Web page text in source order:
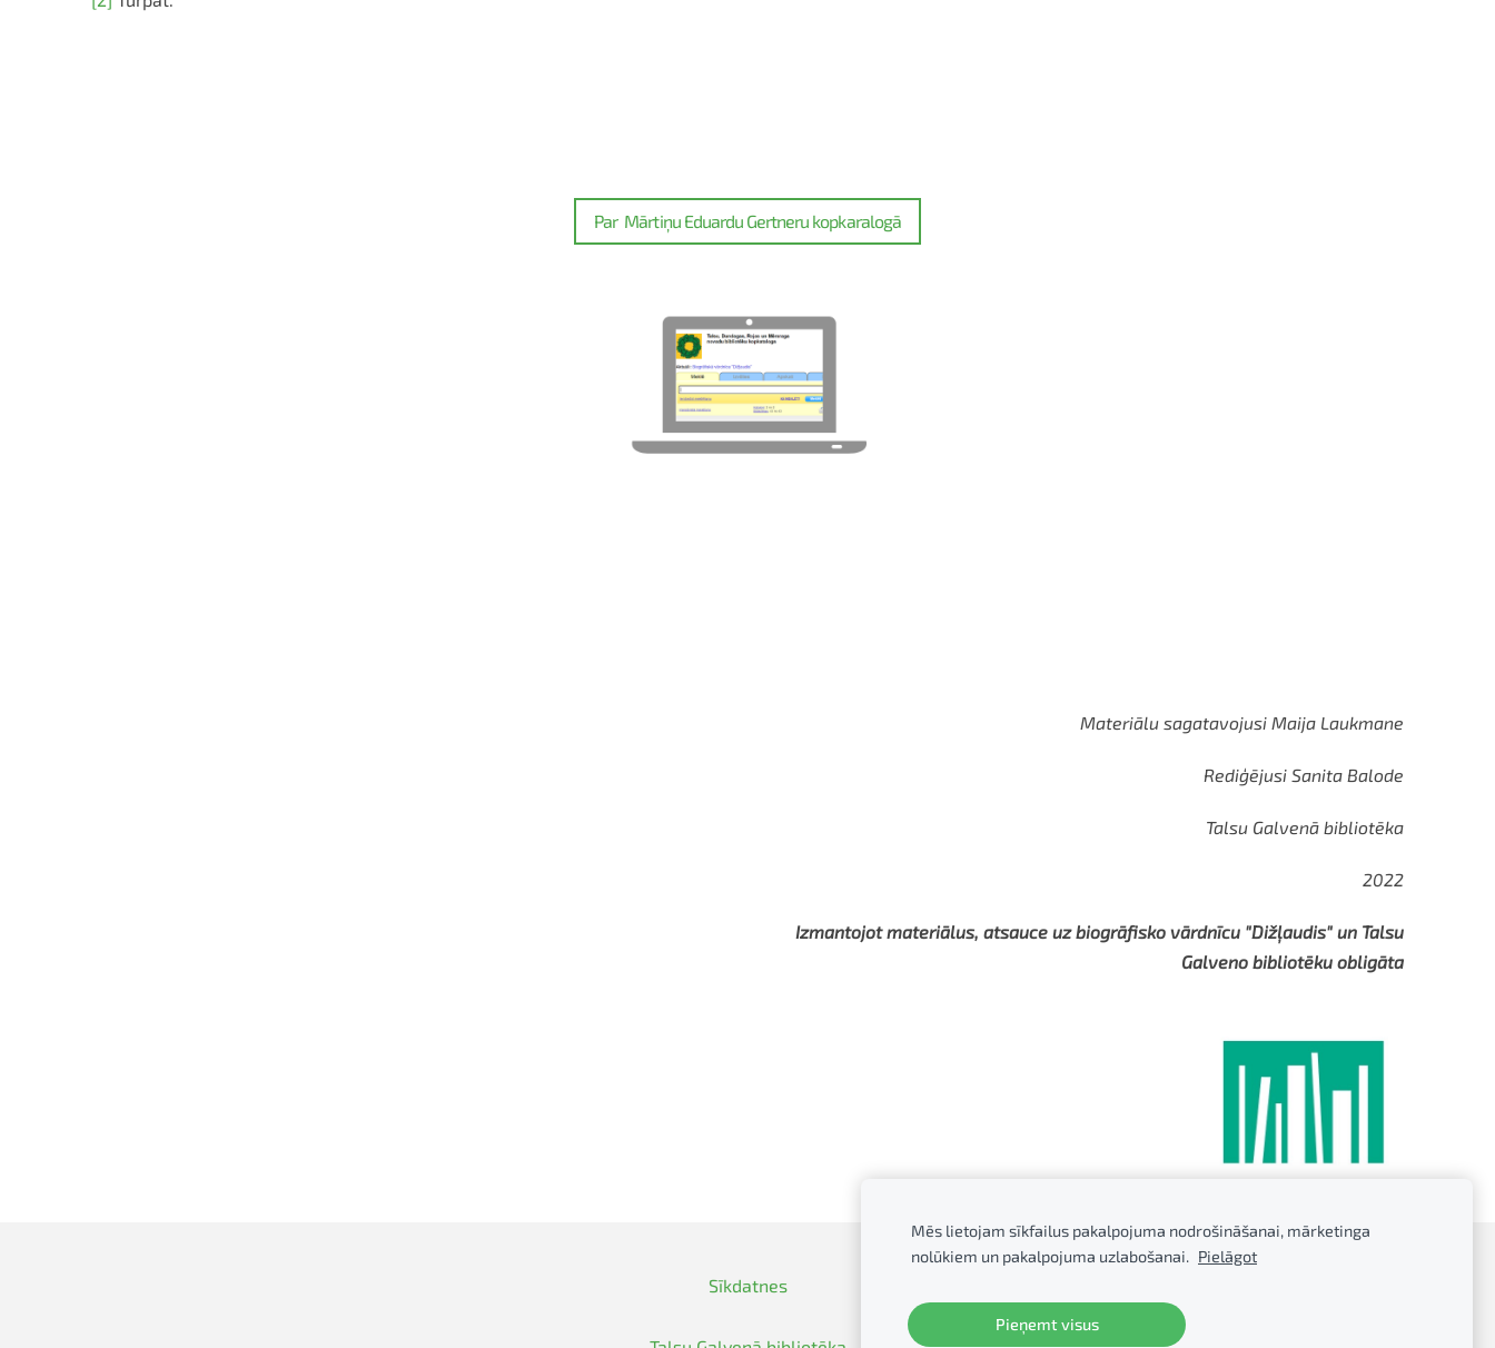
Par Mārtiņu Eduardu Gertneru kopkaralogā
Materiālu sagatavojusi Maija Laukmane
Rediģējusi Sanita Balode
Talsu Galvenā bibliotēka
2022
Izmantojot materiālus, atsauce uz biogrāfisko vārdnīcu "Dižļaudis" un Talsu
Galveno bibliotēku obligāta
Sīkdatnes
Mēs lietojam sīkfailus pakalpojuma nodrošināšanai, mārketinga
nolūkiem un pakalpojuma uzlabošanai. Pielāgot
Pieņemt visus